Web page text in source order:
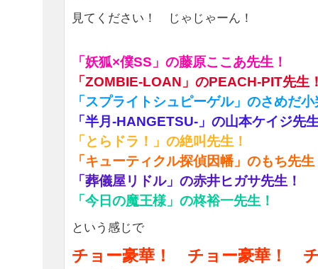
見てください！ じゃじゃーん！
「妖狐×僕SS」の藤原ここあ先生！
「ZOMBIE-LOAN」のPEACH-PIT先生
「スプライトシュピーゲル」のさめだ
「半月-HANGETSU-」の山本ケイジ先
「とらドラ！」の絶叫先生！
「キューティクル探偵因幡」のもち先生
「葬儀屋リドル」の赤井ヒガサ先生！
「今日の魔王様」の柊裕一先生！
という感じで
チョー豪華！ チョー豪華！